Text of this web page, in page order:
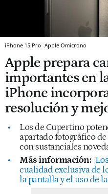
iPhone 15 Pro Apple Omicrono
Apple prepara
importantes en
iPhone
resolución y
Los de Cupertino
apartado fotográfico
con sustanciales
Más información:
cualidad exclusiva de
la pantalla y el uso de